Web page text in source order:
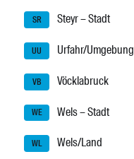
SR Steyr – Stadt
UU Urfahr/Umgebung
VB Vöcklabruck
WE Wels – Stadt
WL Wels/Land